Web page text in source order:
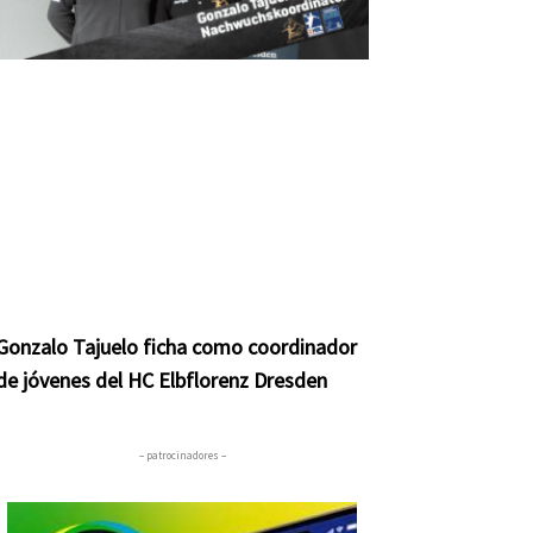
Tajuelo ficha como coordinador
jóvenes del HC Elbflorenz Dresden
– patrocinadores –